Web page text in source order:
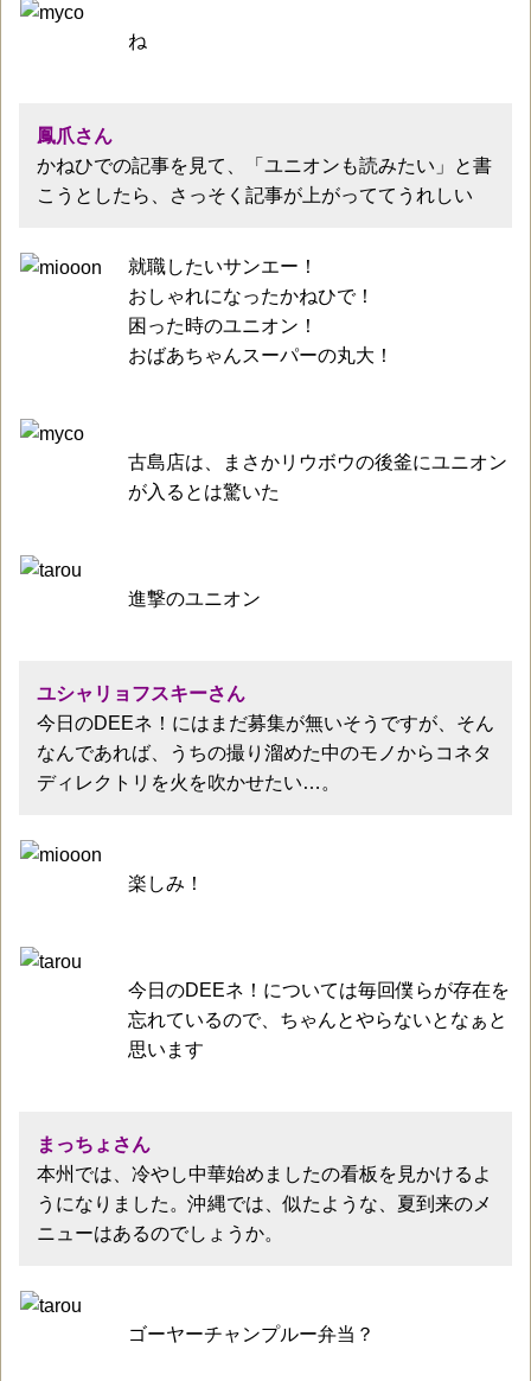
ね
鳳爪さん
かねひでの記事を見て、「ユニオンも読みたい」と書
こうとしたら、さっそく記事が上がっててうれしい
就職したいサンエー！
おしゃれになったかねひで！
困った時のユニオン！
おばあちゃんスーパーの丸大！
古島店は、まさかリウボウの後釜にユニオン
が入るとは驚いた
進撃のユニオン
ユシャリョフスキーさん
今日のDEEネ！にはまだ募集が無いそうですが、そん
なんであれば、うちの撮り溜めた中のモノからコネタ
ディレクトリを火を吹かせたい…。
楽しみ！
今日のDEEネ！については毎回僕らが存在を
忘れているので、ちゃんとやらないとなぁと
思います
まっちょさん
本州では、冷やし中華始めましたの看板を見かけるよ
うになりました。沖縄では、似たような、夏到来のメ
ニューはあるのでしょうか。
ゴーヤーチャンプルー弁当？